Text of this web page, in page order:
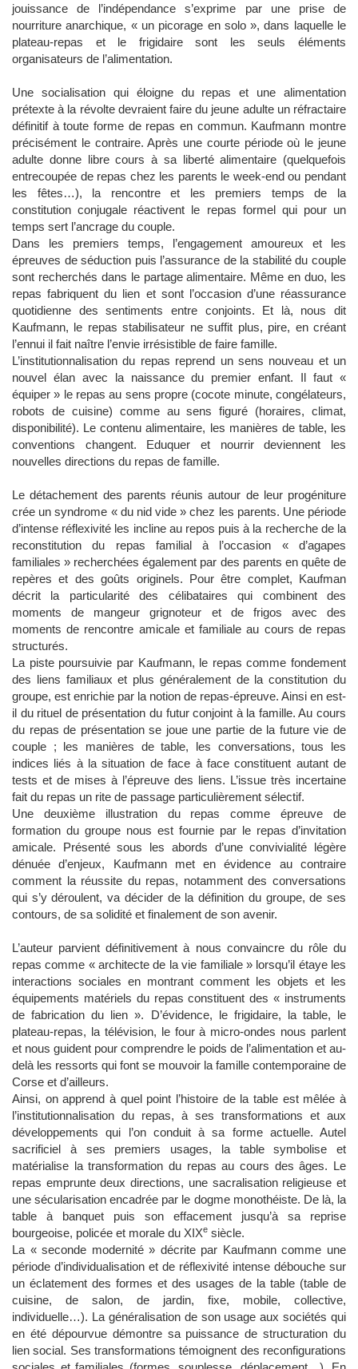
jouissance de l’indépendance s’exprime par une prise de
nourriture anarchique, « un picorage en solo », dans laquelle le
plateau-repas et le frigidaire sont les seuls éléments
organisateurs de l’alimentation.
Une socialisation qui éloigne du repas et une alimentation
prétexte à la révolte devraient faire du jeune adulte un réfractaire
définitif à toute forme de repas en commun. Kaufmann montre
précisément le contraire. Après une courte période où le jeune
adulte donne libre cours à sa liberté alimentaire (quelquefois
entrecoupée de repas chez les parents le week-end ou pendant
les fêtes…), la rencontre et les premiers temps de la
constitution conjugale réactivent le repas formel qui pour un
temps sert l’ancrage du couple.
Dans les premiers temps, l’engagement amoureux et les
épreuves de séduction puis l’assurance de la stabilité du couple
sont recherchés dans le partage alimentaire. Même en duo, les
repas fabriquent du lien et sont l’occasion d’une réassurance
quotidienne des sentiments entre conjoints. Et là, nous dit
Kaufmann, le repas stabilisateur ne suffit plus, pire, en créant
l’ennui il fait naître l’envie irrésistible de faire famille.
L’institutionnalisation du repas reprend un sens nouveau et un
nouvel élan avec la naissance du premier enfant. Il faut «
équiper » le repas au sens propre (cocote minute, congélateurs,
robots de cuisine) comme au sens figuré (horaires, climat,
disponibilité). Le contenu alimentaire, les manières de table, les
conventions changent. Eduquer et nourrir deviennent les
nouvelles directions du repas de famille.
Le détachement des parents réunis autour de leur progéniture
crée un syndrome « du nid vide » chez les parents. Une période
d’intense réflexivité les incline au repos puis à la recherche de la
reconstitution du repas familial à l’occasion « d’agapes
familiales » recherchées également par des parents en quête de
repères et des goûts originels. Pour être complet, Kaufman
décrit la particularité des célibataires qui combinent des
moments de mangeur grignoteur et de frigos avec des
moments de rencontre amicale et familiale au cours de repas
structurés.
La piste poursuivie par Kaufmann, le repas comme fondement
des liens familiaux et plus généralement de la constitution du
groupe, est enrichie par la notion de repas-épreuve. Ainsi en est-
il du rituel de présentation du futur conjoint à la famille. Au cours
du repas de présentation se joue une partie de la future vie de
couple ; les manières de table, les conversations, tous les
indices liés à la situation de face à face constituent autant de
tests et de mises à l’épreuve des liens. L’issue très incertaine
fait du repas un rite de passage particulièrement sélectif.
Une deuxième illustration du repas comme épreuve de
formation du groupe nous est fournie par le repas d’invitation
amicale. Présenté sous les abords d’une convivialité légère
dénuée d’enjeux, Kaufmann met en évidence au contraire
comment la réussite du repas, notamment des conversations
qui s’y déroulent, va décider de la définition du groupe, de ses
contours, de sa solidité et finalement de son avenir.
L’auteur parvient définitivement à nous convaincre du rôle du
repas comme « architecte de la vie familiale » lorsqu’il étaye les
interactions sociales en montrant comment les objets et les
équipements matériels du repas constituent des « instruments
de fabrication du lien ». D’évidence, le frigidaire, la table, le
plateau-repas, la télévision, le four à micro-ondes nous parlent
et nous guident pour comprendre le poids de l’alimentation et au-
delà les ressorts qui font se mouvoir la famille contemporaine de
Corse et d’ailleurs.
Ainsi, on apprend à quel point l’histoire de la table est mêlée à
l’institutionnalisation du repas, à ses transformations et aux
développements qui l’on conduit à sa forme actuelle. Autel
sacrificiel à ses premiers usages, la table symbolise et
matérialise la transformation du repas au cours des âges. Le
repas emprunte deux directions, une sacralisation religieuse et
une sécularisation encadrée par le dogme monothéiste. De là, la
table à banquet puis son effacement jusqu’à sa reprise
bourgeoise, policée et morale du XIXe siècle.
La « seconde modernité » décrite par Kaufmann comme une
période d’individualisation et de réflexivité intense débouche sur
un éclatement des formes et des usages de la table (table de
cuisine, de salon, de jardin, fixe, mobile, collective,
individuelle…). La généralisation de son usage aux sociétés qui
en été dépourvue démontre sa puissance de structuration du
lien social. Ses transformations témoignent des reconfigurations